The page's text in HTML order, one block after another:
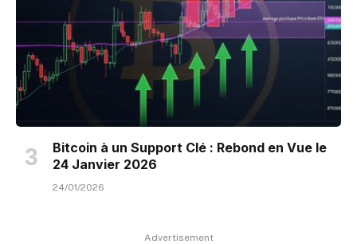
Bitcoin à un Support Clé : Rebond en Vue le
24 Janvier 2026
24/01/2026
Advertisement